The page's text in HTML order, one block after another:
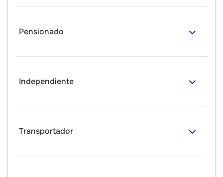
Pensionado
Independiente
Transportador